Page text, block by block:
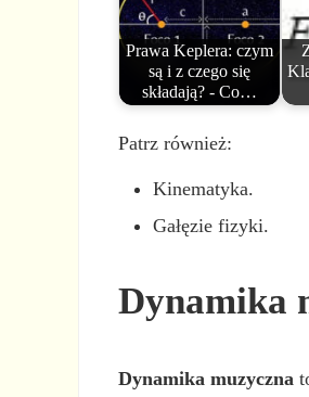
Prawa Keplera: czym
są i z czego się
składają? - Co…
Patrz również:
Kinematyka.
Gałęzie fizyki.
Dynamika
Dynamika muzyczna